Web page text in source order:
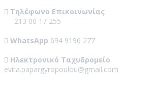
Τηλέφωνο Επικοινωνίας
213 00 17 255
WhatsApp 694 9196 277
Ηλεκτρονικό Ταχυδρομείο
evita.papargyropoulou@gmail.com